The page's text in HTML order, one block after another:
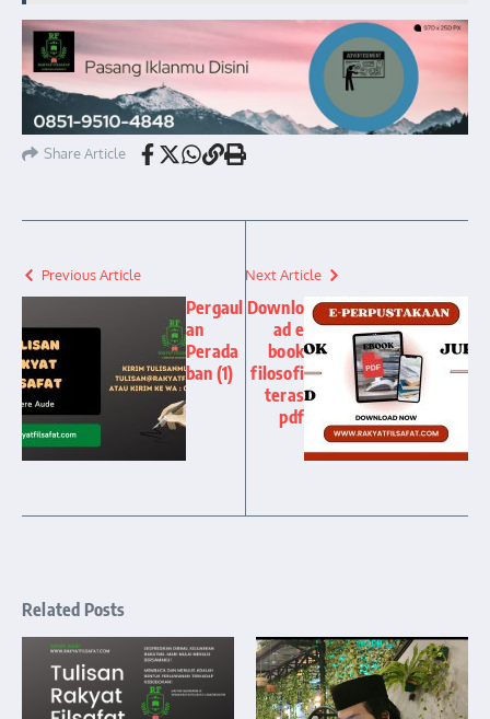
Share Article
Previous Article
Pergaul
an
Perada
ban (1)
Next Article
Downlo
ad e
book
filosofi
teras
pdf
Related Posts